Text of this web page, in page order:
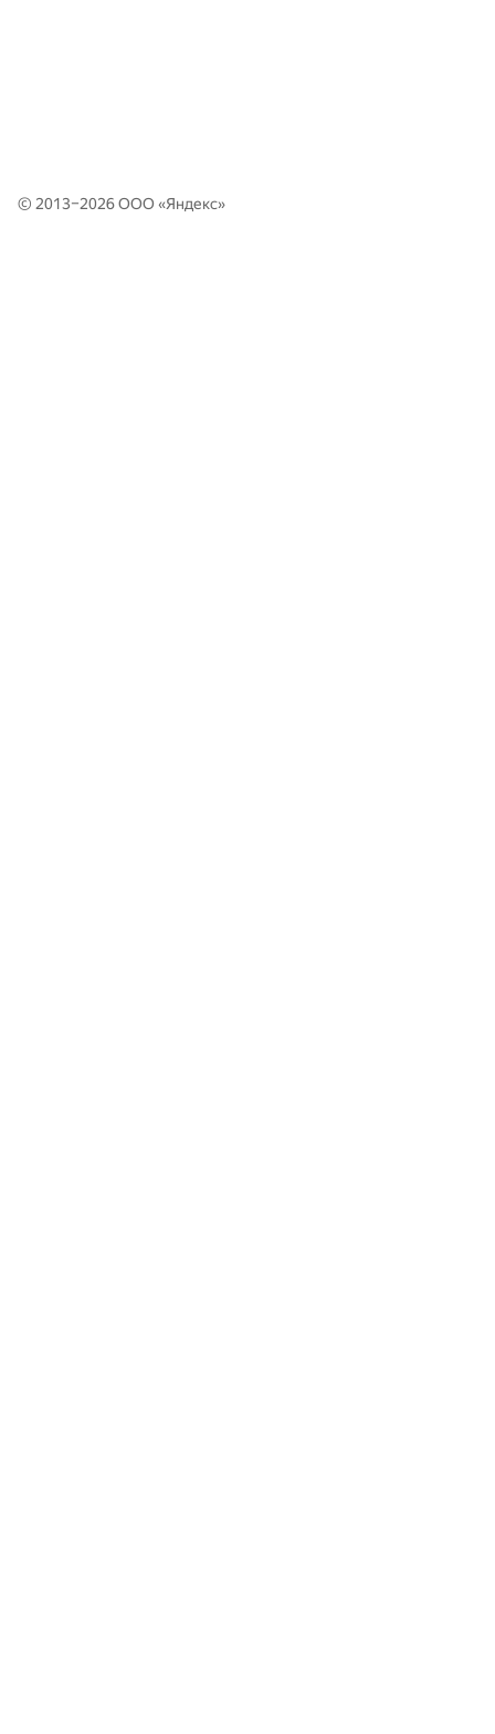
© 2013–2026 ООО «Яндекс»